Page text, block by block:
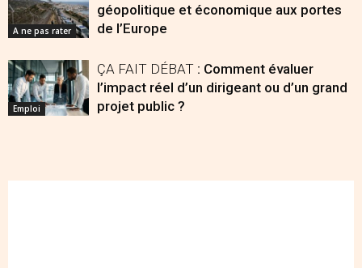
A ne pas rater
géopolitique et économique aux portes
de l’Europe
Emploi
ÇA FAIT DÉBAT : Comment évaluer
l’impact réel d’un dirigeant ou d’un grand
projet public ?